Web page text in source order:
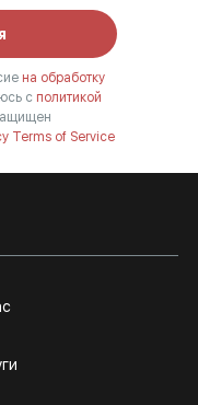
на обработку
с политикой
Terms of Service